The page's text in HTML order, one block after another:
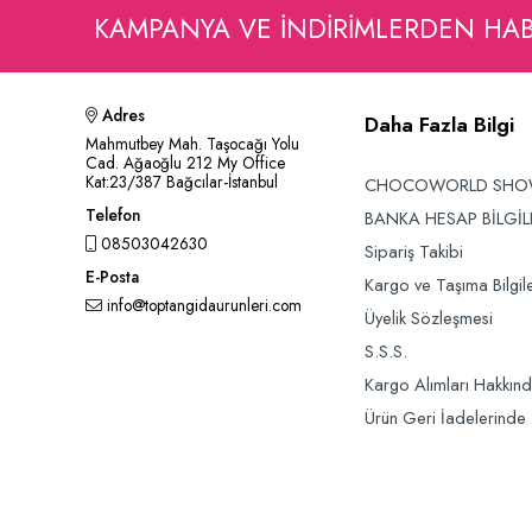
KAMPANYA VE INDIRIMLERDEN
Adres
Mahmutbey Mah. Taşocağı Yolu
Cad. Ağaoğlu 212 My Office
Kat:23/387 Bağcılar-İstanbul
Telefon
08503042630
E-Posta
info@toptangidaurunleri.com
Daha Fazla Bilgi
CHOCOWORLD
BANKA HESAP
Sipariş Takibi
Kargo ve Taşıma
Üyelik Sözleşmesi
S.S.S.
Kargo Alımları
Ürün Geri İadelerinde